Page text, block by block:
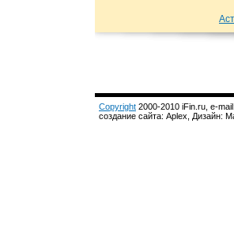
Copyright 2000-2010 iFin.ru, e-mail:
создание сайта: Aplex, Дизайн: